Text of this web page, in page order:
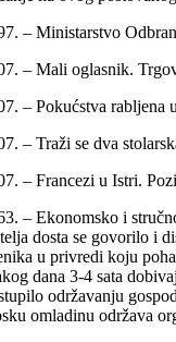
– Ministarstvo
– Mali oglasnik.
– Pokućstva
– Traži se dva
– Francezi u Istri.
– Ekonomsko i
dosta se govorilo i
u privredi koju
dana 3-4 sata
održavanju
omladinu održava